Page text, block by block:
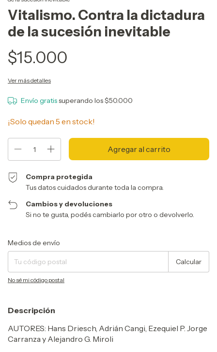
Vitalismo. Contra la dictadura
de la sucesión inevitable
$15.000
Ver más detalles
Envío gratissuperando los$50.000
¡Solo quedan 5 en stock!
Compra protegida
Tus datos cuidados durante toda la compra.
Cambios y devoluciones
Si no te gusta, podés cambiarlo por otro o devolverlo.
Entregas para el CP:
Medios de envío
Calcular
No sé mi código postal
Descripción
AUTORES: Hans Driesch, Adrián Cangi, Ezequiel P. Jorge
Carranza y Alejandro G. Miroli